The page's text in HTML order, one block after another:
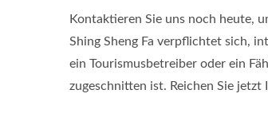
Kontaktieren Sie uns noch heute,
Shing Sheng Fa verpflichtet sich,
ein Tourismusbetreiber oder ein
zugeschnitten ist. Reichen Sie jetzt